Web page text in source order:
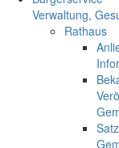
Verwaltung,
Rathaus